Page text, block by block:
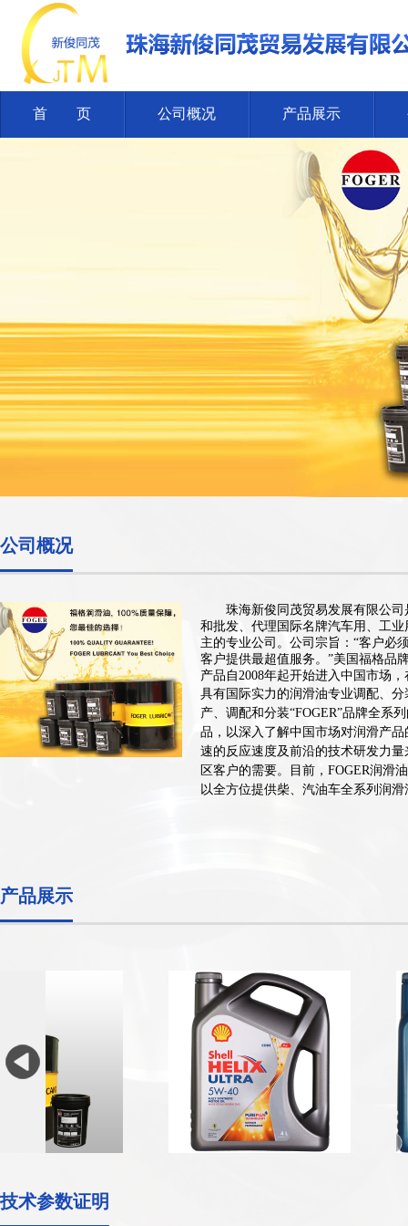
首 页 公司概况 产品展示
公司概况
珠海新俊同茂贸易发展有限公
和批发、代理国际名牌汽车用、工
主的专业公司。公司宗旨：“客户必
客户提供最超值服务。”美国福格品
产品自2008年起开始进入中国市场
具有国际实力的润滑油专业调配、
产、调配和分装“FOGER”品牌全系
品，以深入了解中国市场对润滑产
速的反应速度及前沿的技术研发力
区客户的需要。目前，FOGER润滑
以全方位提供柴、汽油车全系列润滑
产品展示
技术参数证明